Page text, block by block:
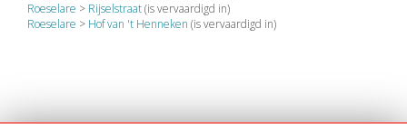
Roeselare > Rijselstraat(is vervaardigd in)
Roeselare > Hof van 't Henneken (is vervaardigd in)